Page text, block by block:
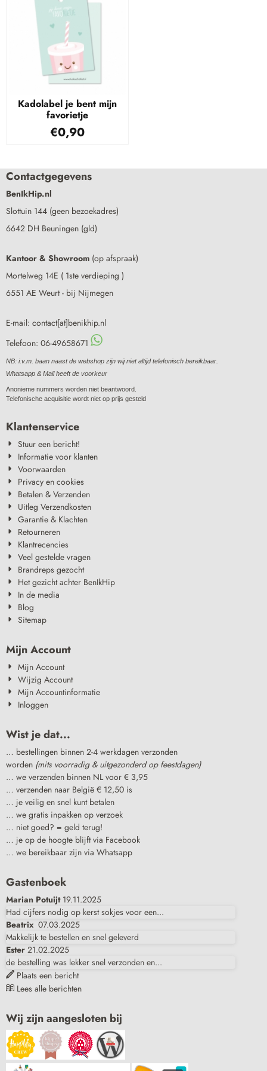
Kadolabel je bent mijn
favorietje
€0,90
Contactgegevens
BenIkHip.nl
Slottuin 144 (geen bezoekadres)
6642 DH Beuningen (gld)
Kantoor & Showroom (op afspraak)
Mortelweg 14E ( 1ste verdieping )
6551 AE Weurt - bij Nijmegen
E-mail: contact[at]benikhip.nl
Telefoon: 06-49658671
NB: i.v.m. baan naast de webshop zijn wij niet altijd telefonisch bereikbaar.
Whatsapp & Mail heeft de voorkeur
Anonieme nummers worden niet beantwoord.
Telefonische acquisitie wordt niet op prijs gesteld
Klantenservice
Stuur een bericht!
Informatie voor klanten
Voorwaarden
Privacy en cookies
Betalen & Verzenden
Uitleg Verzendkosten
Garantie & Klachten
Retourneren
Klantrecencies
Veel gestelde vragen
Brandreps gezocht
Het gezicht achter BenIkHip
In de media
Blog
Sitemap
Mijn Account
Mijn Account
Wijzig Account
Mijn Accountinformatie
Inloggen
Wist je dat...
… bestellingen binnen 2-4 werkdagen verzonden
worden (mits voorradig & uitgezonderd op feestdagen)
… we verzenden binnen NL voor € 3,95
… verzenden naar België € 12,50 is
… je veilig en snel kunt betalen
… we gratis inpakken op verzoek
… niet goed? = geld terug!
… je op de hoogte blijft via Facebook
… we bereikbaar zijn via Whatsapp
Gastenboek
Marian Potuijt 19.11.2025
Had cijfers nodig op kerst sokjes voor een...
Beatrix 07.03.2025
Makkelijk te bestellen en snel geleverd
Ester 21.02.2025
de bestelling was lekker snel verzonden en...
Plaats een bericht
Lees alle berichten
Wij zijn aangesloten bij